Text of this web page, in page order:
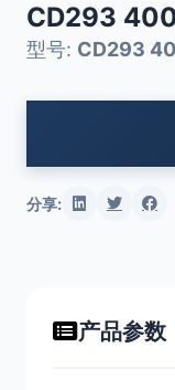
CD293
型号: CD293
分享:
产品参数